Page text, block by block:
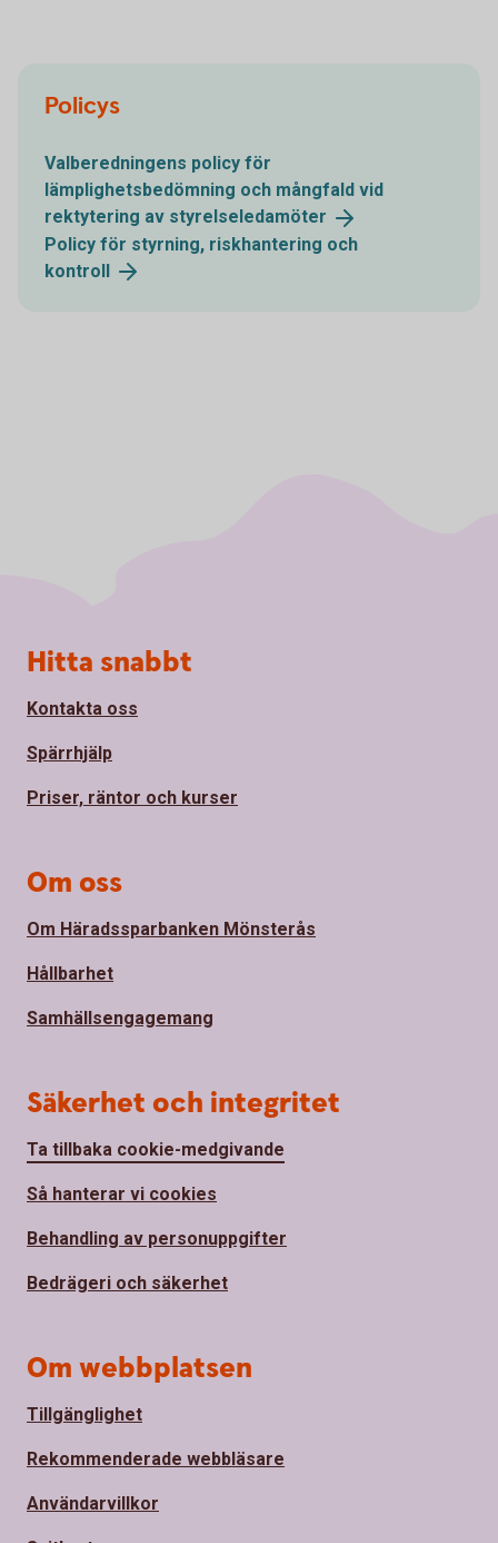
Policys
Valberedningens policy för
lämplighetsbedömning och mångfald vid
rektytering av styrelseledamöter
Policy för styrning, riskhantering och
kontroll
Sidfot
Hitta snabbt
Kontakta oss
Spärrhjälp
Priser, räntor och kurser
Om oss
Om Häradssparbanken Mönsterås
Hållbarhet
Samhällsengagemang
Säkerhet och integritet
Ta tillbaka cookie-medgivande
Så hanterar vi cookies
Behandling av personuppgifter
Bedrägeri och säkerhet
Om webbplatsen
Tillgänglighet
Rekommenderade webbläsare
Användarvillkor